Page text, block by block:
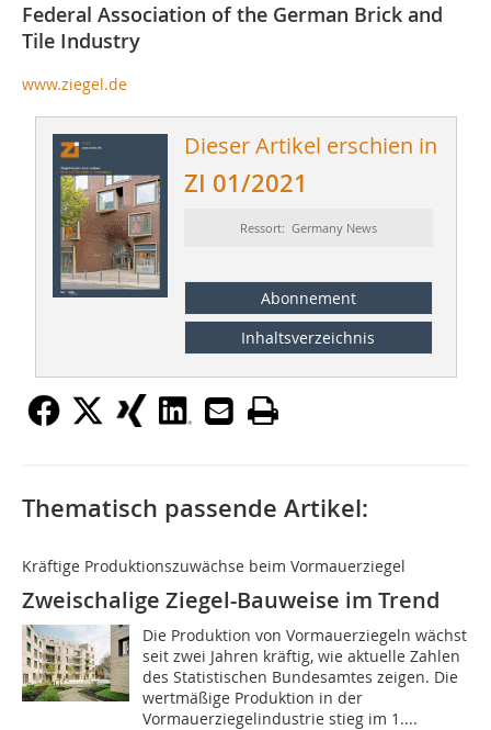
Federal Association of the German Brick and
Tile Industry
www.ziegel.de
Dieser Artikel erschien in
ZI 01/2021
Ressort: Germany News
Abonnement
Inhaltsverzeichnis
Thematisch passende Artikel:
Kräftige Produktionszuwächse beim Vormauerziegel
Zweischalige Ziegel-Bauweise im Trend
Die Produktion von Vormauerziegeln wächst
seit zwei Jahren kräftig, wie aktuelle Zahlen
des Statistischen Bundesamtes zeigen. Die
wertmäßige Produktion in der
Vormauerziegelindustrie stieg im 1....